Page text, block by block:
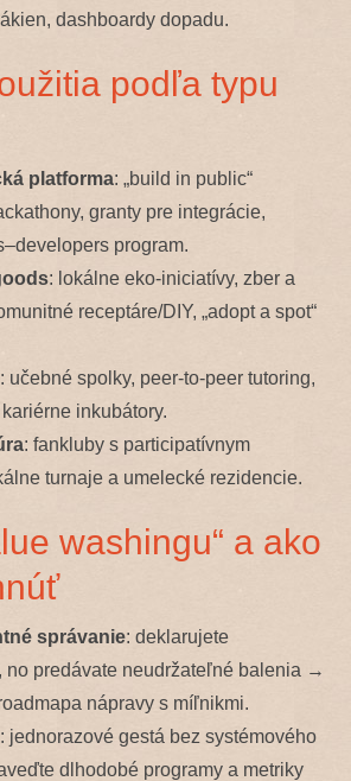
dashboardy dopadu.
podľa typu
platforma: „build in public“
granty pre integrácie,
program.
: lokálne eko-iniciatívy, zber a
receptáre/DIY, „adopt a spot“
: učebné spolky, peer-to-peer tutoring,
inkubátory.
: fankluby s participatívnym
turnaje a umelecké rezidencie.
washingu“ a ako
správanie: deklarujete
no predávate neudržateľné balenia →
nápravy s míľnikmi.
: jednorazové gestá bez systémového
dlhodobé programy a metriky